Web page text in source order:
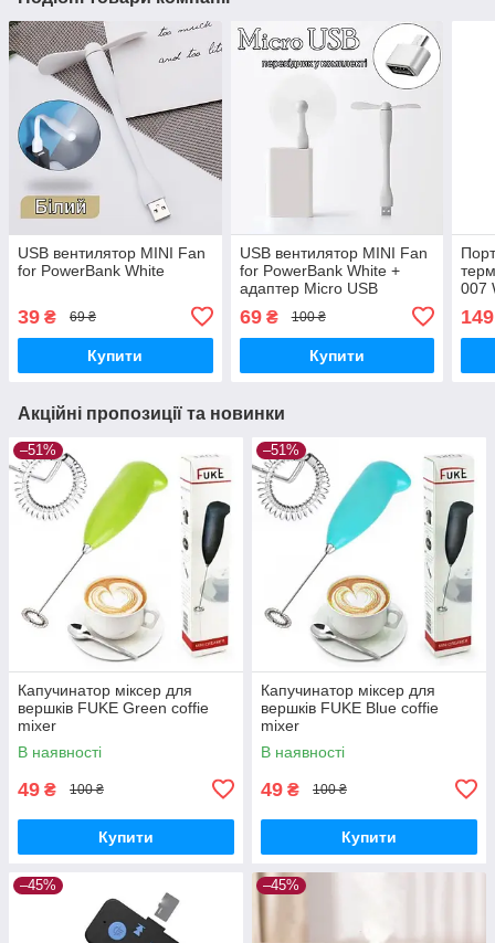
USB вентилятор MINI Fan
for PowerBank White
39 ₴ 69 ₴
Купити
USB вентилятор MINI Fan
for PowerBank White +
адаптер Micro USB
69₴ 100 ₴
Купити
007
149
Акційні пропозиції та новинки
–51%
Капучинатор міксер для
вершків FUKE Green coffie
mixer
В наявності
49 ₴ 100 ₴
Купити
–51%
Капучинатор міксер для
вершків FUKE Blue coffie
mixer
В наявності
49 ₴ 100 ₴
Купити
–45% –45%